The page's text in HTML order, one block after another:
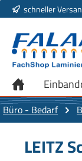
Hauptinhalt
Zur Suche springen
Zurschneller
Büro - Bedarf
LEITZ